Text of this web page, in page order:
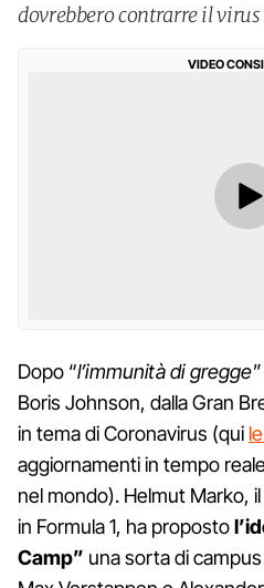
dovrebbero contrarre il
VIDEO
Dopo “l’immunità di gregge
Boris Johnson, dalla Gran
in tema di Coronavirus (qui
aggiornamenti in tempo
nel mondo). Helmut Marko,
in Formula 1, ha proposto
Camp” una sorta di